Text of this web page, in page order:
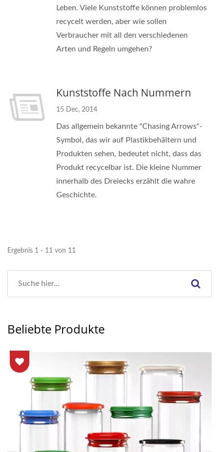
Leben. Viele Kunststoffe können problemlos
recycelt werden, aber wie sollen
Verbraucher mit all den verschiedenen
Arten und Regeln umgehen?
Kunststoffe Nach Nummern
15 Dec, 2014
Das allgemein bekannte "Chasing Arrows"-
Symbol, das wir auf Plastikbehältern und
Produkten sehen, bedeutet nicht, dass das
Produkt recycelbar ist. Die kleine Nummer
innerhalb des Dreiecks erzählt die wahre
Geschichte.
Ergebnis 1 - 11 von 11
Beliebte Produkte